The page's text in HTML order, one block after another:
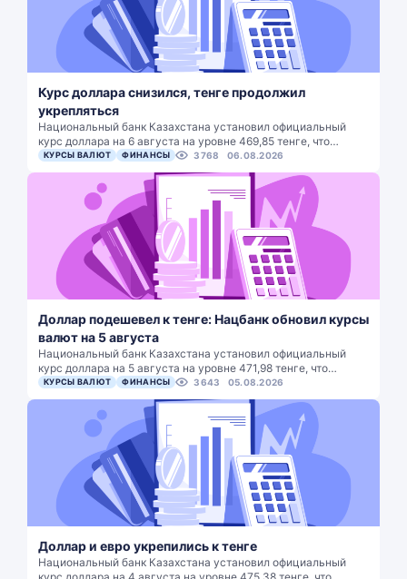
Курс доллара снизился, тенге продолжил
укрепляться
Национальный банк Казахстана установил официальный
курс доллара на 6 августа на уровне 469,85 тенге, что…
КУРСЫ ВАЛЮТ ФИНАНСЫ 3768 06.08.2026
Доллар подешевел к тенге: Нацбанк обновил курсы
валют на 5 августа
Национальный банк Казахстана установил официальный
курс доллара на 5 августа на уровне 471,98 тенге, что…
КУРСЫ ВАЛЮТ ФИНАНСЫ 3643 05.08.2026
Доллар и евро укрепились к тенге
Национальный банк Казахстана установил официальный